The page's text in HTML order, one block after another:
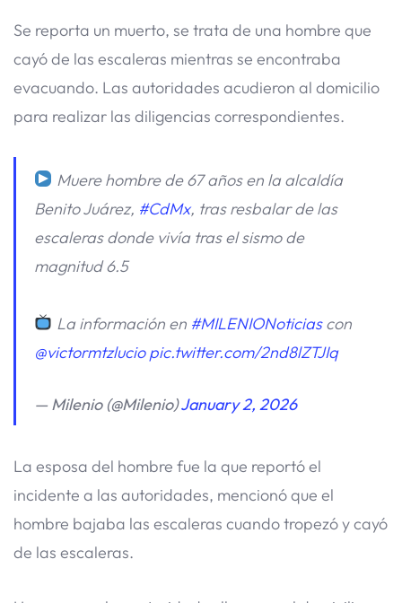
Se reporta un muerto, se trata de una hombre que
cayó de las escaleras mientras se encontraba
evacuando. Las autoridades acudieron al domicilio
para realizar las diligencias correspondientes.
Muere hombre de 67 años en la alcaldía
Benito Juárez, #CdMx, tras resbalar de las
escaleras donde vivía tras el sismo de
magnitud 6.5
La información en #MILENIONoticiascon
@victormtzlucio pic.twitter.com/2nd8lZTJIq
— Milenio (@Milenio)January 2, 2026
La esposa del hombre fue la que reportó el
incidente a las autoridades, mencionó que el
hombre bajaba las escaleras cuando tropezó y cayó
de las escaleras.